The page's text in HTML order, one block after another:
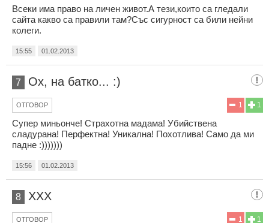
Всеки има право на личен живот.А тези,които са гледали
сайта какво са правили там?Със сигурност са били нейни
колеги.
15:55 01.02.2013
7 Ох, на батко... :)
1
1
ОТГОВОР
Супер миньонче! Страхотна мадама! Убийствена
сладурана! Перфектна! Уникална! Похотлива! Само да ми
падне :)))))))
15:56 01.02.2013
8 ХХХ
1
1
ОТГОВОР